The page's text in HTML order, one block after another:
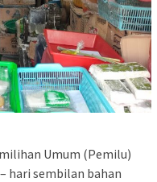
Umum (Pemilu)
hari sembilan bahan